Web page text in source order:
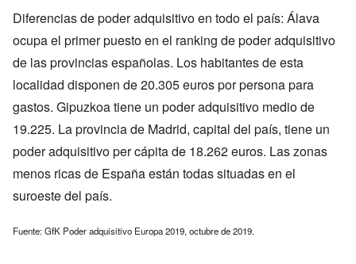
Diferencias de poder adquisitivo en todo el país: Álava
ocupa el primer puesto en el ranking de poder adquisitivo
de las provincias españolas. Los habitantes de esta
localidad disponen de 20.305 euros por persona para
gastos. Gipuzkoa tiene un poder adquisitivo medio de
19.225. La provincia de Madrid, capital del país, tiene un
poder adquisitivo per cápita de 18.262 euros. Las zonas
menos ricas de España están todas situadas en el
suroeste del país.
Fuente: GfK Poder adquisitivo Europa 2019, octubre de 2019.